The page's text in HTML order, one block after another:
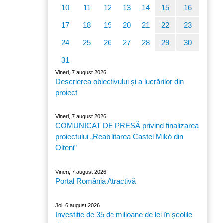
10 11 12 13 14 15 16
17 18 19 20 21 22 23
24 25 26 27 28 29 30
31
Vineri, 7 august 2026
Descrierea obiectivului și a lucrărilor din
proiect
Vineri, 7 august 2026
COMUNICAT DE PRESĂ privind finalizarea
proiectului „Reabilitarea Castel Mikó din
Olteni”
Vineri, 7 august 2026
Portal România Atractivă
Joi, 6 august 2026
Investiție de 35 de milioane de lei în școlile